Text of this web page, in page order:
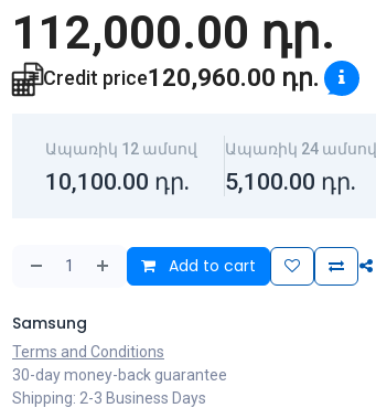
112,000.00 դր.
Credit price120,960.00 դր.
Ապառիկ 12 ամսով
10,100.00 դր.
Ապառիկ 24 ամսով
5,100.00 դր.
Add to cart
Samsung
Terms and Conditions
30-day money-back guarantee
Shipping: 2-3 Business Days